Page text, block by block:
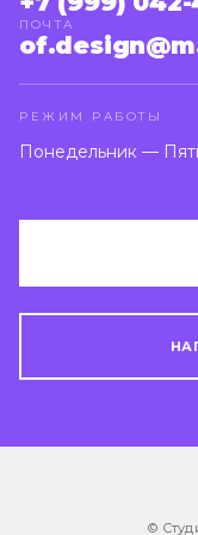
ПОЧТА
РЕЖИМ РАБОТЫ
Понедельник —
©